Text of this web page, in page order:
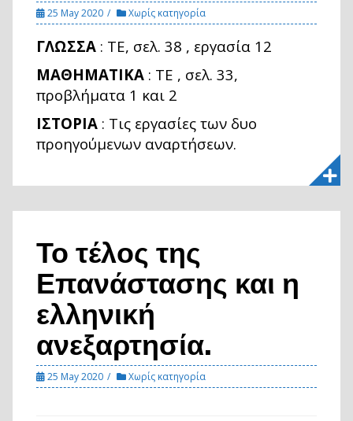
25 May 2020 Χωρίς κατηγορία
ΓΛΩΣΣΑ : ΤΕ, σελ. 38 , εργασία 12
ΜΑΘΗΜΑΤΙΚΑ : ΤΕ , σελ. 33,
προβλήματα 1 και 2
ΙΣΤΟΡΙΑ : Τις εργασίες των δυο
προηγούμενων αναρτήσεων.
Το τέλος της
Επανάστασης και η
ελληνική
ανεξαρτησία.
25 May 2020 Χωρίς κατηγορία